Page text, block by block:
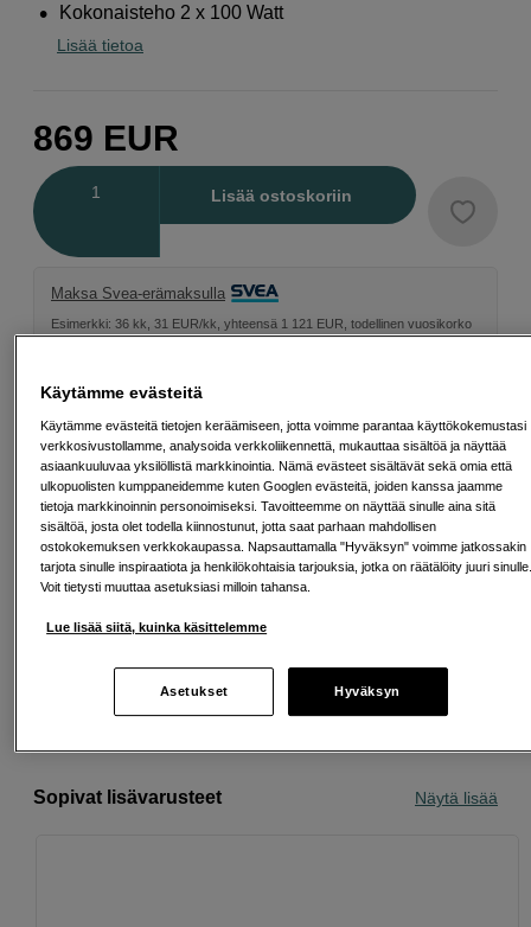
Kokonaisteho 2 x 100 Watt
Lisää tietoa
869 EUR
Lisää ostoskoriin
Maksa Svea-erämaksulla
Esimerkki: 36 kk, 31 EUR/kk, yhteensä 1 121 EUR, todellinen vuosikorko
saada maksuhäiriömerkinnän. Se voi vaikeuttaa asunnon vuokraamista,
liittymien tekemistä ja uusien lainojen saamista. Apua saat kuntasi talous- ja
velkaneuvonnasta. Yhteystiedot löydät sivulta
kkv.fi (avautuu uuteen
Ilmainen toimitus yli 200 EUR ostoksille
Osta nyt ja maksa myöhemmin
Henkilökohtaista palvelua
Sopivat lisävarusteet Näytä lisää
Käytämme evästeitä
Käytämme evästeitä tietojen keräämiseen, jotta voimme parantaa käyttökokemustasi
verkkosivustollamme, analysoida verkkoliikennettä, mukauttaa sisältöä ja näyttää
asiaankuuluvaa yksilöllistä markkinointia. Nämä evästeet sisältävät sekä omia että
ulkopuolisten kumppaneidemme kuten Googlen evästeitä, joiden kanssa jaamme
tietoja markkinoinnin personoimiseksi. Tavoitteemme on näyttää sinulle aina sitä
sisältöä, josta olet todella kiinnostunut, jotta saat parhaan mahdollisen
ostokokemuksen verkkokaupassa. Napsauttamalla "Hyväksyn" voimme jatkossakin
tarjota sinulle inspiraatiota ja henkilökohtaisia tarjouksia, jotka on räätälöity juuri
Voit tietysti muuttaa asetuksiasi milloin tahansa.
Lue lisää siitä, kuinka käsittelemme
Asetukset Hyväksyn